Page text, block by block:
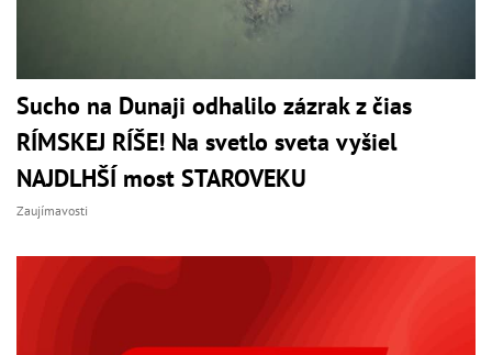
Sucho na Dunaji odhalilo zázrak z čias
RÍMSKEJ RÍŠE! Na svetlo sveta vyšiel
NAJDLHŠÍ most STAROVEKU
Zaujímavosti